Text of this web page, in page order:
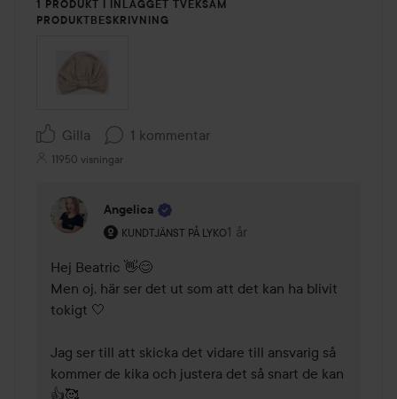
1 PRODUKT I INLÄGGET TVEKSAM
PRODUKTBESKRIVNING
Gilla 1 kommentar
11950 visningar
Angelica
KUNDTJÄNST PÅ LYKO
Användarens roll: Kundtjänst på Lyko.
1 år
Kommentaren lades 1 år
Hej Beatric 👋😊
Men oj, här ser det ut som att det kan ha blivit
tokigt 🤍
Jag ser till att skicka det vidare till ansvarig så
kommer de kika och justera det så snart de kan
👍🥰